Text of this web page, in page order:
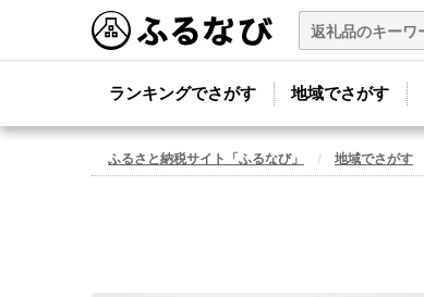
ランキングでさがす 地域でさがす
ふるさと納税サイト「ふるなび」 地域でさがす